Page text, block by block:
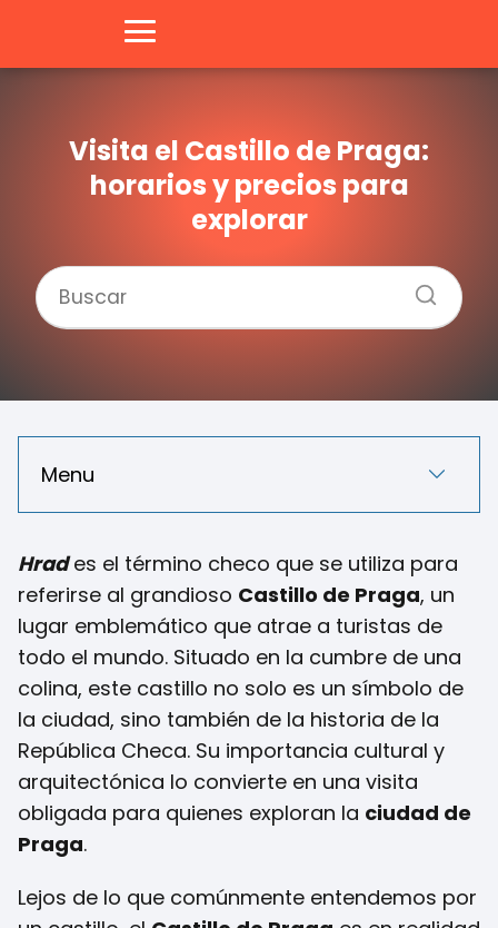
Visita el Castillo de Praga:
horarios y precios para
explorar
Menu
Hrades el término checo que se utiliza para
referirse al grandioso Castillo de Praga, un
lugar emblemático que atrae a turistas de
todo el mundo. Situado en la cumbre de una
colina, este castillo no solo es un símbolo de
la ciudad, sino también de la historia de la
República Checa. Su importancia cultural y
arquitectónica lo convierte en una visita
obligada para quienes exploran la ciudad de
Praga.
Lejos de lo que comúnmente entendemos por